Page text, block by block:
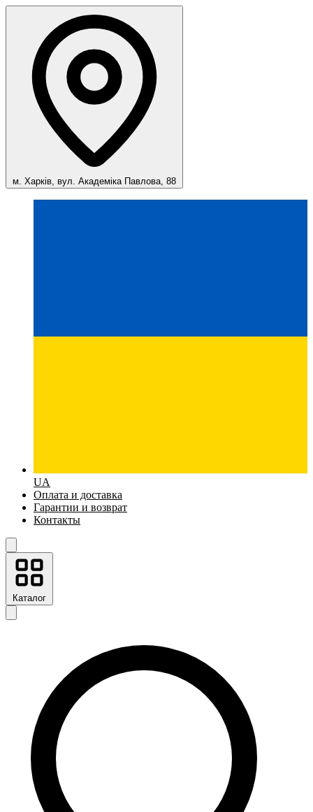
м. Харків, вул. Академіка Павлова, 88
UA
Оплата и доставка
Гарантии и возврат
Контакты
Каталог